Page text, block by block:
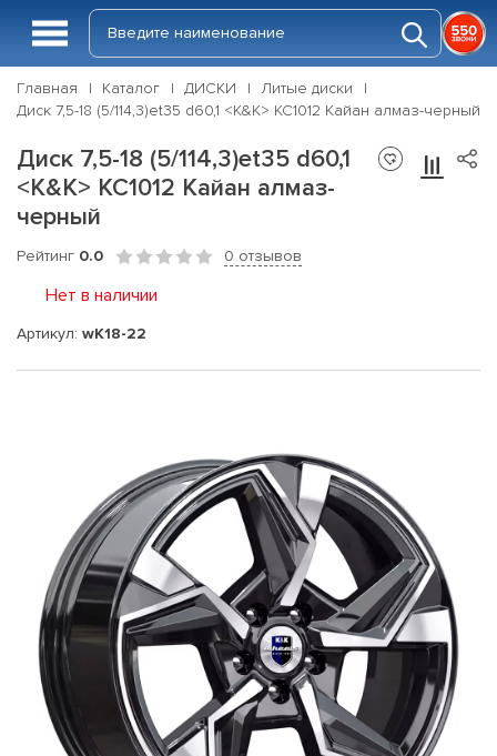
Главная Каталог ДИСКИ
Литые диски
Диск 7,5-18 (5/114,3)et35 d60,1 <K&K> КС1012 Кайан алмаз-черный
Диск 7,5-18 (5/114,3)et35 d60,1
<K&K> КС1012 Кайан алмаз-
черный
Рейтинг 0.0 0 отзывов
Нет в наличии
Артикул: wK18-22